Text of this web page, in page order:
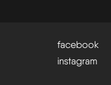
facebook
instagram